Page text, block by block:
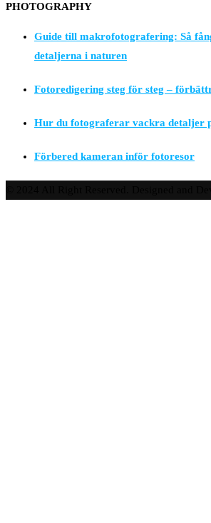
PHOTOGRAPHY
Guide till makrofotografering: Så
detaljerna i naturen
Fotoredigering steg för steg –
Hur du fotograferar vackra detaljer
Förbered kameran inför fotoresor